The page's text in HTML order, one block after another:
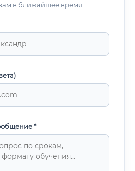
в ближайшее время.
*